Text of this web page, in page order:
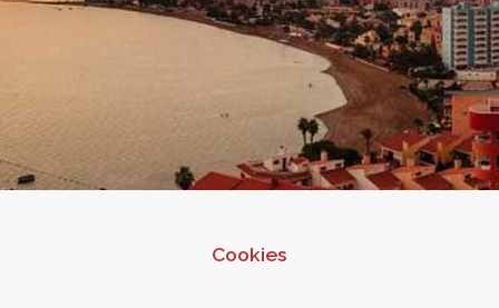
Cookies